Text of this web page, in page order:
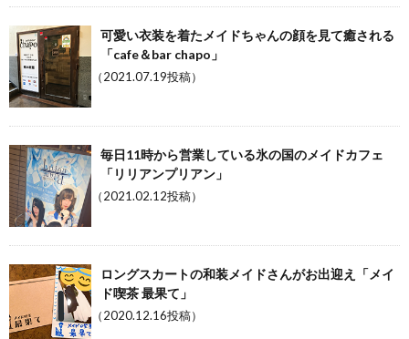
可愛い衣装を着たメイドちゃんの顔を見て癒される
「cafe＆bar chapo」
（2021.07.19投稿）
毎日11時から営業している氷の国のメイドカフェ
「リリアンプリアン」
（2021.02.12投稿）
ロングスカートの和装メイドさんがお出迎え「メイ
ド喫茶 最果て」
（2020.12.16投稿）